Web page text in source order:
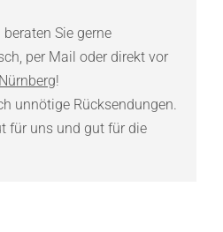
Sie gerne
per Mail oder direkt vor
!
unnötige Rücksendungen.
für uns und gut für die